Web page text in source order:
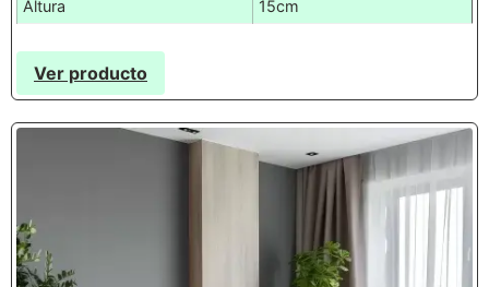
Altura 15cm
Ver producto